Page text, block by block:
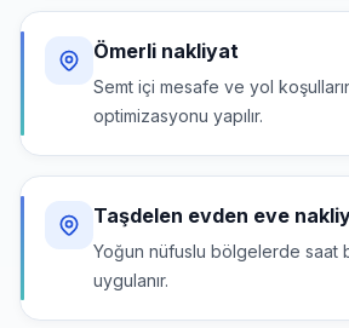
Ömerli nakliyat
Semt içi mesafe ve yol
optimizasyonu yapılır.
Taşdelen evden eve
Yoğun nüfuslu bölgelerde saat
uygulanır.